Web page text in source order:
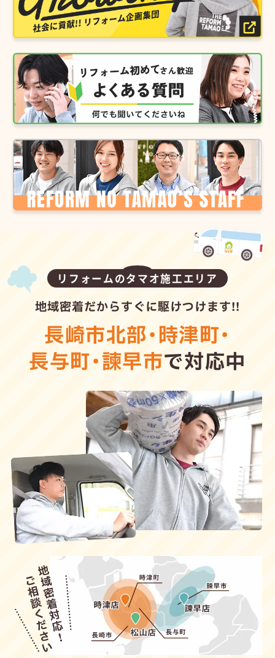
リフォームのタマオ施工エリア
地域密着だからすぐに駆けつけます!!
長崎市北部・時津町・
長与町・諫早市で対応中